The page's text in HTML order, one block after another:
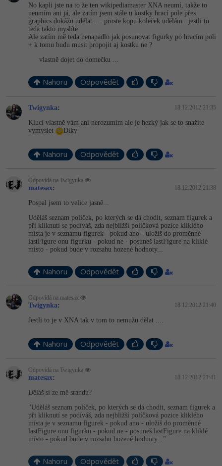
No kapli jste na to že ten wikipediamaster XNA neumí, takže to
neumím ani já, ale zatím jsem stále u kostky hrací pole přes
graphics dokážu udělat..... proste kopu koleček udělám.. jestli to
teda takto myslíte
Ale zatím mě teda nenapadlo jak posunovat figurky po hracím poli
+ k tomu budu musit propojit aj kostku ne ?
vlastně dojet do domečku ...
Nahoru Odpovědět
Twigynka: 18.12.2012 21:35
Kluci vlastně vám ani nerozumím ale je hezký jak se to snažíte
vymyslet
Díky
Nahoru Odpovědět
Odpovídá na Twigynka
matesax: 18.12.2012 21:38
Pospal jsem to velice jasně...
Uděláš seznam políček, po kterých se dá chodit, seznam figurek a
při kliknutí se podíváš, zda nejbližší políčková pozice kliklého
místa je v seznamu figurek - pokud ano - uložíš do proměnné
lastFigure onu figurku - pokud ne - posuneš lastFigure na kliklé
místo - pokud bude v rozsahu hozené hodnoty...
Nahoru Odpovědět
Odpovídá na matesax
Twigynka: 18.12.2012 21:40
Jestli to je v XNA tak v tom to nemužu dělat ....
Nahoru Odpovědět
Odpovídá na Twigynka
matesax: 18.12.2012 21:41
Děláš si ze mě srandu?
"Uděláš seznam políček, po kterých se dá chodit, seznam figurek a
při kliknutí se podíváš, zda nejbližší políčková pozice kliklého
místa je v seznamu figurek - pokud ano - uložíš do proměnné
lastFigure onu figurku - pokud ne - posuneš lastFigure na kliklé
místo - pokud bude v rozsahu hozené hodnoty..."
Nahoru Odpovědět